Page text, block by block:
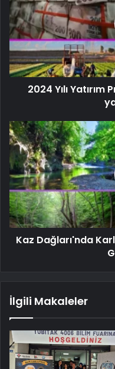
2024 Yılı
Kaz Dağları'nda
İlgili Makaleler